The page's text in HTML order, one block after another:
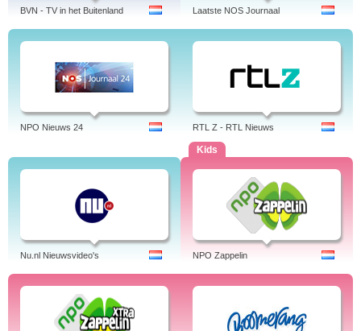
BVN - TV in het Buitenland Laatste NOS Journaal
NPO Nieuws 24 RTL Z - RTL Nieuws
Nu.nl Nieuwsvideo's
Kids
NPO Zappelin